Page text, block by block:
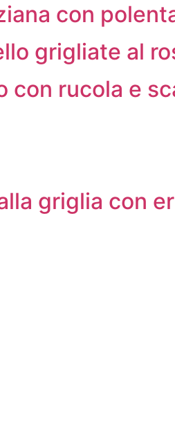
con
grigliate al
con rucola e
griglia con